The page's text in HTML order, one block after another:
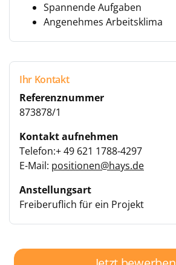
Spannende Aufgaben
Angenehmes Arbeitsklima
Ihr Kontakt
Referenznummer
873878/1
Kontakt aufnehmen
Telefon:+ 49 621 1788-4297
E-Mail: positionen@hays.de
Anstellungsart
Freiberuflich für ein Projekt